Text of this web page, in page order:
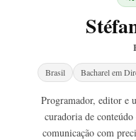
Brasil Bacharel em
Programador, editor e
curadoria de
comunicação com